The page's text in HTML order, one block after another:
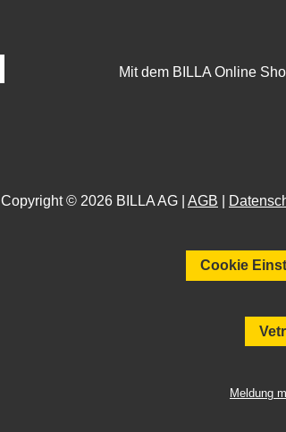
Mit dem BILLA Online
Copyright © 2026 BILLA AG | AGB
Cookie
Meldung